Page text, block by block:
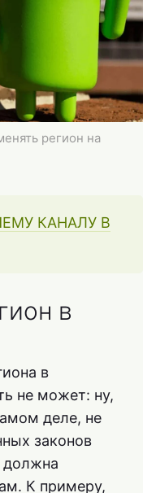
регион на
КАНАЛУ В
в
в
не может: ну,
деле, не
законов
должна
К примеру,